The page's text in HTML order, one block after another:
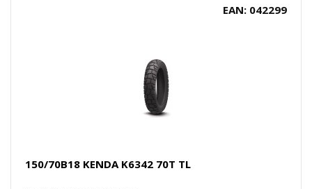
EAN: 042299
150/70B18 KENDA K6342 70T TL